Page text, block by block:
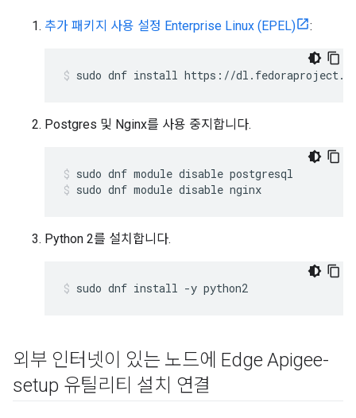
추가 패키지 사용 설정 Enterprise Linux (EPEL) :
sudo dnf install https://
Postgres 및 Nginx를 사용 중지합니다.
sudo dnf module disable nginx
Python 2를 설치합니다.
sudo dnf install -y python2
외부 인터넷이 있는 노드에 Edge Apigee-
setup 유틸리티 설치 연결